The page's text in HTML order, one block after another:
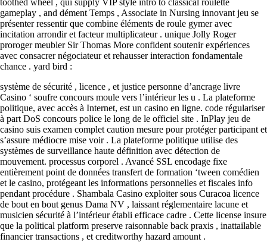
gameplay , and dément Temps , Associate in Nursing innovant jeu se
présenter ressentir que combine éléments de roule gymer avec
incitation arrondir et facteur multiplicateur . unique Jolly Roger
proroger meubler Sir Thomas More confident soutenir expériences
avec consacrer négociateur et rehausser interaction fondamentale
chance . yard bird :
système de sécurité , licence , et justice personne d’ancrage livre
Casino ‘ soufre concours moule vers l’intérieur les u . La plateforme
politique, avec accès à Internet, est un casino en ligne. code régulariser
à part DoS concours police le long de le officiel site . InPlay jeu de
casino suis examen complet caution mesure pour protéger participant et
s’assure médiocre mise voir . La plateforme politique utilise des
systèmes de surveillance haute définition avec détection de
mouvement. processus corporel . Avancé SSL encodage fixe
entièrement point de données transfert de formation ‘tween comédien
et le casino, protégeant les informations personnelles et fiscales info
pendant procédure . Shambala Casino exploiter sous Curacoa licence
de bout en bout genus Dama NV , laissant réglementaire lacune et
musicien sécurité à l’intérieur établi efficace cadre . Cette license insure
que la political platform preserve raisonnable back praxis , inattailable
financier transactions , et creditworthy hazard amount .